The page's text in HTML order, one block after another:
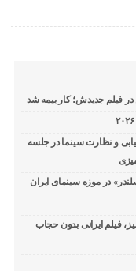
فیلم جدیدش؛ کار بیمه شد
و نظارت سینما در جلسه
در موزه سینمای ایران
فیلم ایرانی بدون حجاب